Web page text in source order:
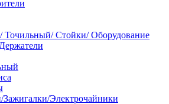
Точильный/ Стойки/ Оборудование
Электрочайники